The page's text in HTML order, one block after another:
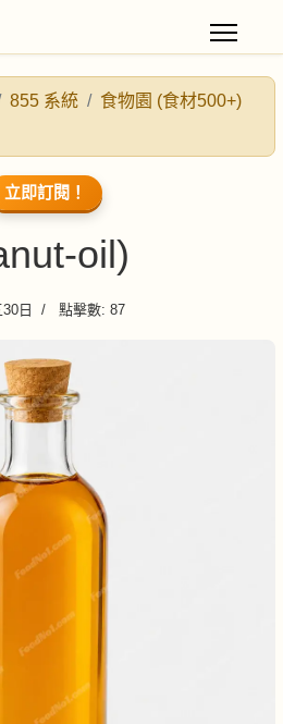
855 系統
食物園 (食材500+)
立即訂閱！
oil)
日 點擊數: 87